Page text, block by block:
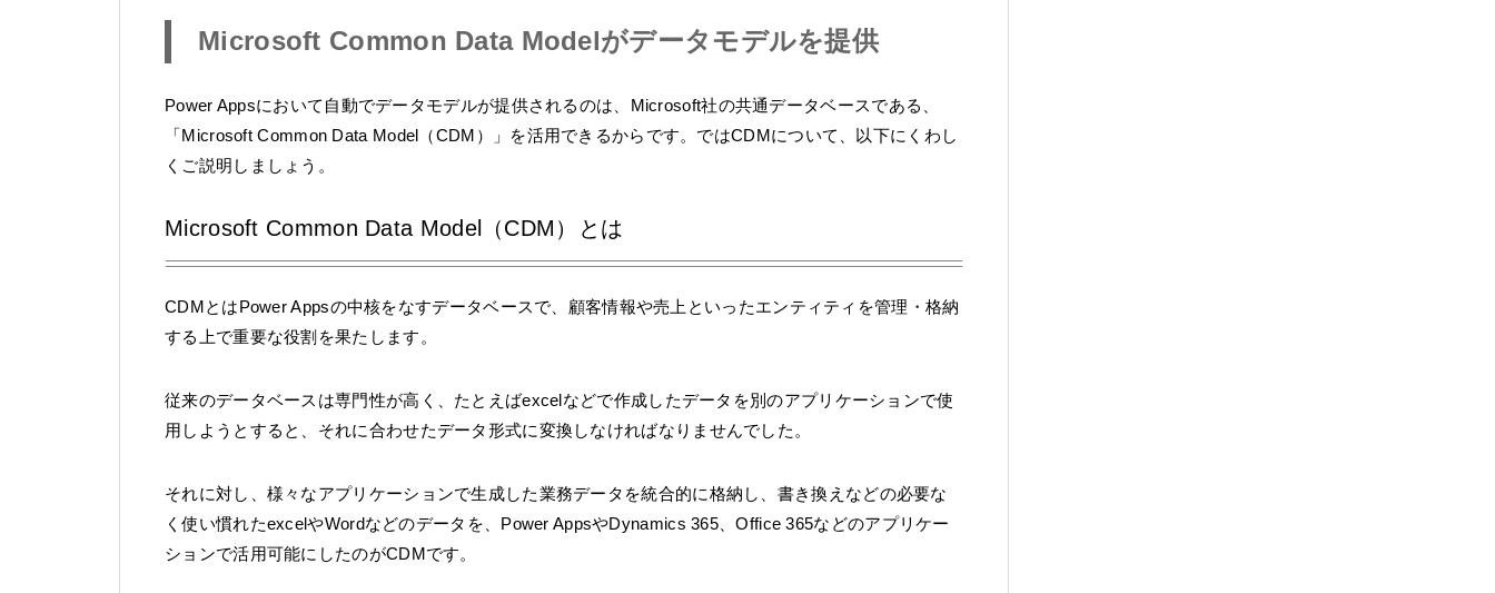
Microsoft Common Data Modelがデータモデルを提供
Power Appsにおいて自動でデータモデルが提供されるのは、Microsoft社の共通データベースである、
「Microsoft Common Data Model（CDM）」を活用できるからです。ではCDMについて、以下にくわし
くご説明しましょう。
Microsoft Common Data Model（CDM）とは
CDMとはPower Appsの中核をなすデータベースで、顧客情報や売上といったエンティティを管理・格納
する上で重要な役割を果たします。
従来のデータベースは専門性が高く、たとえばexcelなどで作成したデータを別のアプリケーションで使
用しようとすると、それに合わせたデータ形式に変換しなければなりませんでした。
それに対し、様々なアプリケーションで生成した業務データを統合的に格納し、書き換えなどの必要な
く使い慣れたexcelやWordなどのデータを、Power AppsやDynamics 365、Office 365などのアプリケー
ションで活用可能にしたのがCDMです。